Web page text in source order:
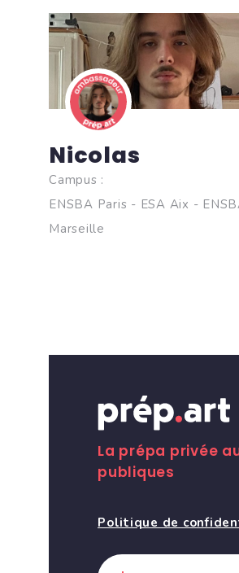
Nicolas
Campus :
ENSBA Paris - ESA Aix -
Marseille
La prépa privée
publiques
Politique de